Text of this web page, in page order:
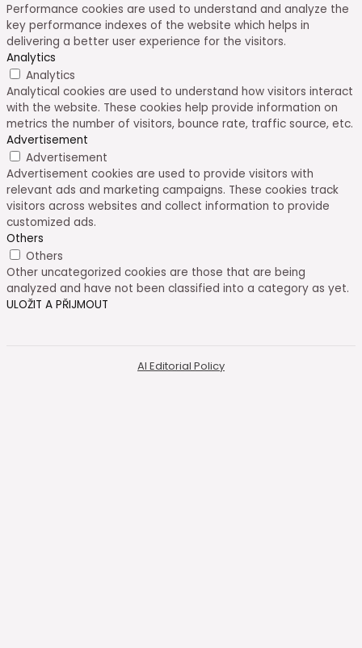
Performance cookies are used to understand and analyze the
key performance indexes of the website which helps in
delivering a better user experience for the visitors.
Analytics
Analytics
Analytical cookies are used to understand how visitors interact
with the website. These cookies help provide information on
metrics the number of visitors, bounce rate, traffic source, etc.
Advertisement
Advertisement
Advertisement cookies are used to provide visitors with
relevant ads and marketing campaigns. These cookies track
visitors across websites and collect information to provide
customized ads.
Others
Others
Other uncategorized cookies are those that are being
analyzed and have not been classified into a category as yet.
ULOŽIT A PŘIJMOUT
AI Editorial Policy